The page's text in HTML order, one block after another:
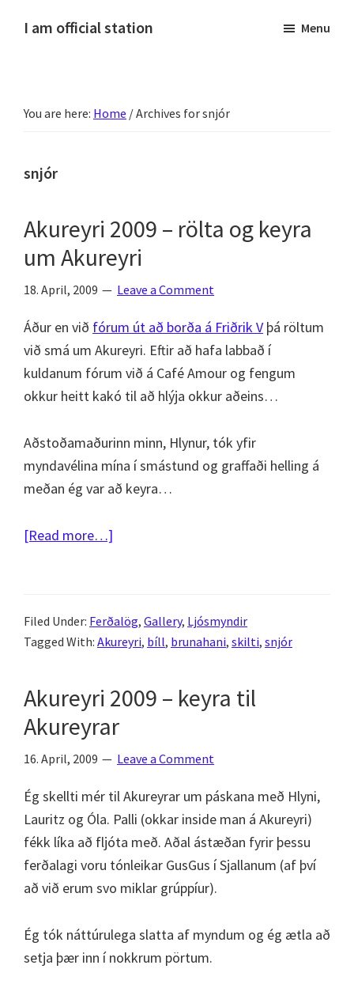
I am official station
fréttir
Hannesi
og
skemmtilegt
:)
Menu
You are here: Home /Archives for snjór
snjór
Akureyri 2009 – rölta og keyra
um Akureyri
18. April, 2009 Leave a Comment
Áður en við fórum út að borða á Friðrik Vþá röltum
við smá um Akureyri. Eftir að hafa labbað í
kuldanum fórum við á Café Amour og fengum
okkur heitt kakó til að hlýja okkur aðeins…
Aðstoðamaðurinn minn, Hlynur, tók yfir
myndavélina mína í smástund og graffaði helling á
meðan ég var að keyra…
[Read more…]
rölta
og
um
Filed Under: Ferðalög, Gallery, Ljósmyndir
Tagged With: Akureyri, bíll, brunahani, skilti, snjór
Akureyri 2009 – keyra til
Akureyrar
16. April, 2009 Leave a Comment
Ég skellti mér til Akureyrar um páskana með Hlyni,
Lauritz og Óla. Palli (okkar inside man á Akureyri)
fékk líka að fljóta með. Aðal ástæðan fyrir þessu
ferðalagi voru tónleikar GusGus í Sjallanum (af því
að við erum svo miklar grúppíur).
Ég tók náttúrulega slatta af myndum og ég ætla að
setja þær inn í nokkrum pörtum.